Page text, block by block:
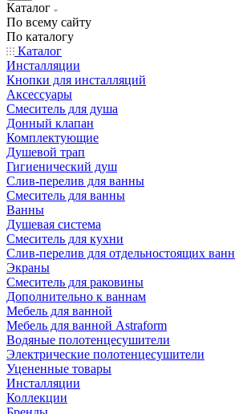
Каталог
По всему сайту
По каталогу
Каталог
Инсталляции
Кнопки для инсталляций
Аксессуары
Смеситель для душа
Донный клапан
Комплектующие
Душевой трап
Гигиенический душ
Слив-перелив для ванны
Смеситель для ванны
Ванны
Душевая система
Смеситель для кухни
Слив-перелив для отдельностоящих ванн
Экраны
Смеситель для раковины
Дополнительно к ваннам
Мебель для ванной
Мебель для ванной Astraform
Водяные полотенцесушители
Электрические полотенцесушители
Уцененные товары
Инсталляции
Коллекции